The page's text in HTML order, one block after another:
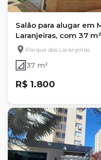
Salão para alugar em
Laranjeiras, com 37 m²
Parque das Laranjeiras
37 m²
R$ 1.800